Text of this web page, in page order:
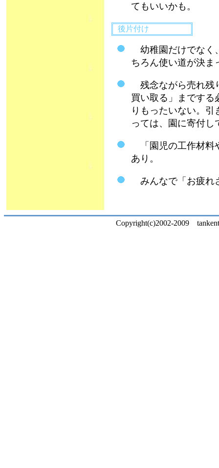
てもいいかも。
後片付け
幼稚園だけでなく
ちろん使い道が決ま
残念ながら売れ残
買い取る」までする
りもったいない。
っては、園に寄付し
「園児の工作材料
あり。
みんなで「お疲れ
Copyright(c)2002-2009